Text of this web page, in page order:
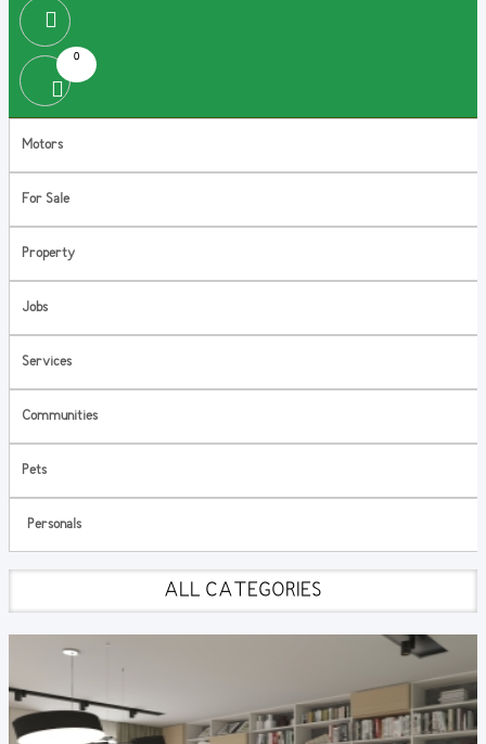
0
Motors
For Sale
Property
Jobs
Services
Communities
Pets
Personals
ALL CATEGORIES